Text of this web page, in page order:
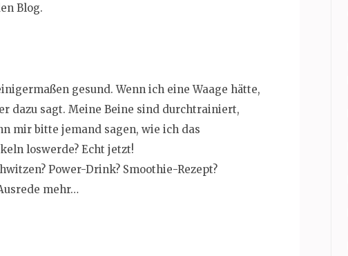
Blog.
gesund. Wenn ich eine Waage hätte,
dazu sagt. Meine Beine sind durchtrainiert,
mir bitte jemand sagen, wie ich das
loswerde? Echt jetzt!
Power-Drink? Smoothie-Rezept?
mehr…